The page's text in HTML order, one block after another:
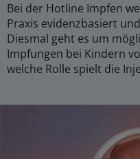
Bei der Hotline Impfen
Praxis evidenzbasiert
Diesmal geht es um
Impfungen bei Kindern
welche Rolle spielt die